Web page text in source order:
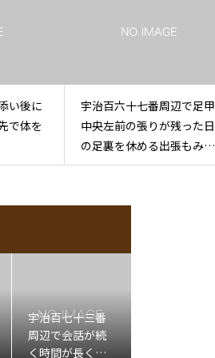
い後に
で体を
宇治百六十七番周辺で足甲
中央左前の張りが残った日
の足裏を休める出張もみほ
ぐし
宇治百七十三番
周辺で会話が続
く時間が長くな